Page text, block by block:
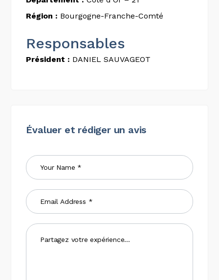
Région : Bourgogne-Franche-Comté
Responsables
Président : DANIEL SAUVAGEOT
Évaluer et rédiger un avis